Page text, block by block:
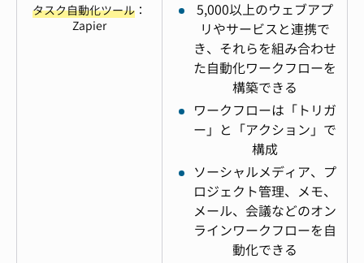
タスク自動化ツール ：
Zapier
5,000以上のウェブアプ
リやサービスと連携で
き、それらを組み合わせ
た自動化ワークフローを
構築できる
ワークフローは「トリガ
ー」と「アクション」で
構成
ソーシャルメディア、プ
ロジェクト管理、メモ、
メール、会議などのオン
ラインワークフローを自
動化できる